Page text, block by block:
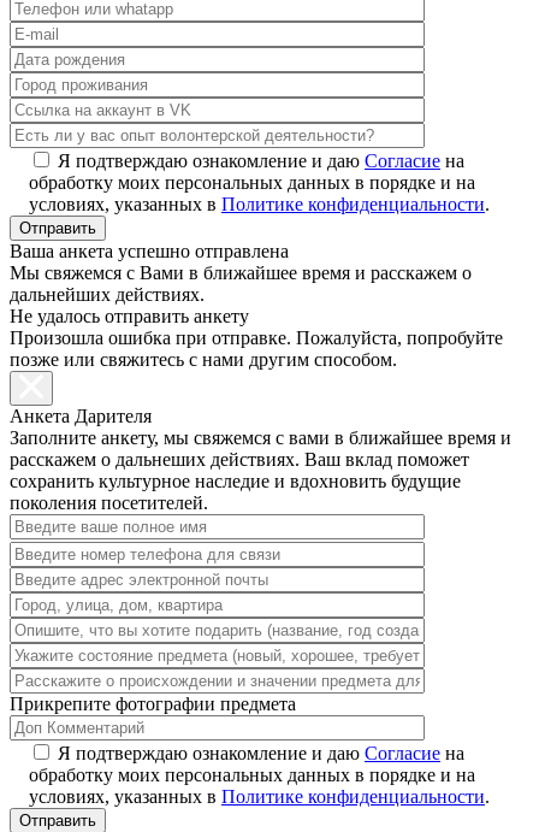
Я подтверждаю ознакомление и даю Согласие на
обработку моих персональных данных в порядке и на
условиях, указанных в Политике конфиденциальности.
Ваша анкета успешно отправлена
Мы свяжемся с Вами в ближайшее время и расскажем о
дальнейших действиях.
Не удалось отправить анкету
Произошла ошибка при отправке. Пожалуйста, попробуйте
позже или свяжитесь с нами другим способом.
Анкета Дарителя
Заполните анкету, мы свяжемся с вами в ближайшее время и
расскажем о дальнеших действиях. Ваш вклад поможет
сохранить культурное наследие и вдохновить будущие
поколения посетителей.
Прикрепите фотографии предмета
Я подтверждаю ознакомление и даю Согласие на
обработку моих персональных данных в порядке и на
условиях, указанных в Политике конфиденциальности.